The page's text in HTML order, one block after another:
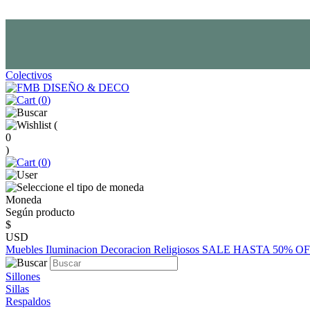
Colectivos
(0)
(
0
)
(0)
Moneda
Según producto
$
USD
Muebles Iluminacion Decoracion Religiosos SALE HASTA 50%
Sillones
Sillas
Respaldos